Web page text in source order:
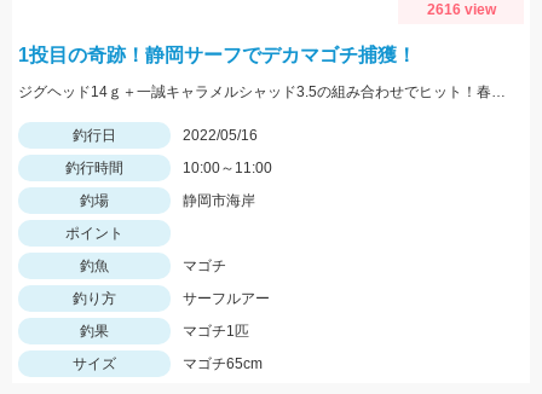
2616 view
1投目の奇跡！静岡サーフでデカマゴチ捕獲！
ジグヘッド14ｇ＋一誠キャラメルシャッド3.5の組み合わせでヒット！春の駿河湾サーフはマゴチ、ヒラメ、マダイ、青物など魚種が超豊富！
釣行日
2022/05/16
釣行時間
10:00～11:00
釣場
静岡市海岸
ポイント
釣魚
マゴチ
釣り方
サーフルアー
釣果
マゴチ1匹
サイズ
マゴチ65cm